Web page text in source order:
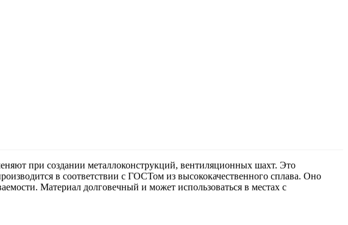
при создании металлоконструкций, вентиляционных шахт. Это
в соответствии с ГОСТом из высококачественного сплава. Оно
Материал долговечный и может использоваться в местах с